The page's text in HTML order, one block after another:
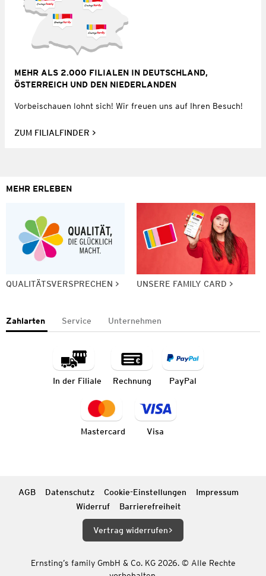
MEHR ALS 2.000 FILIALEN IN DEUTSCHLAND,
ÖSTERREICH UND DEN NIEDERLANDEN
Vorbeischauen lohnt sich! Wir freuen uns auf Ihren Besuch!
ZUM FILIALFINDER
MEHR ERLEBEN
QUALITÄTSVERSPRECHEN UNSERE FAMILY CARD
Zahlarten Service Unternehmen
In der Filiale Rechnung PayPal
Mastercard Visa
AGB Datenschutz Cookie-Einstellungen
Impressum
Widerruf
Barrierefreiheit
Vertrag widerrufen
Ernsting’s family GmbH & Co. KG 2026. © Alle Rechte